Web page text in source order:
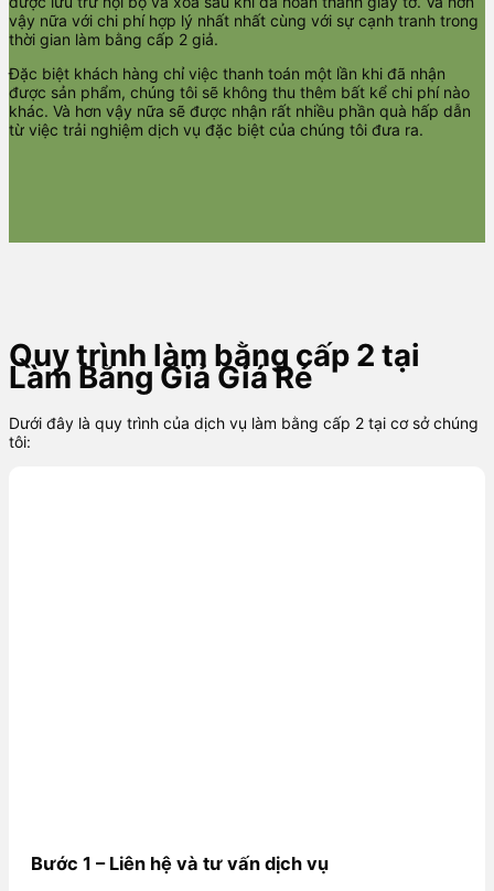
vậy nữa với chi phí hợp lý nhất nhất cùng với sự cạnh tranh trong
thời gian làm bằng cấp 2 giả.
Đặc biệt khách hàng chỉ việc thanh toán một lần khi đã nhận
được sản phẩm, chúng tôi sẽ không thu thêm bất kể chi phí nào
khác. Và hơn vậy nữa sẽ được nhận rất nhiều phần quà hấp dẫn
từ việc trải nghiệm dịch vụ đặc biệt của chúng tôi đưa ra.
Quy trình làm bằng cấp 2 tại
Làm Bằng Giả Giá Rẻ
Dưới đây là quy trình của dịch vụ làm bằng cấp 2 tại cơ sở chúng
tôi:
Bước 1 – Liên hệ và tư vấn dịch vụ